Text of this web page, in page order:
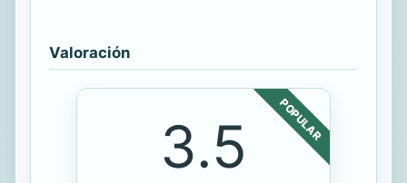
Valoración
POPULAR
3.5